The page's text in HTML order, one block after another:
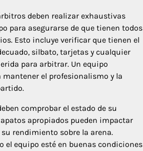
deben realizar exhaustivas
para asegurarse de que tienen todos
Esto incluye verificar que tienen el
silbato, tarjetas y cualquier
para arbitrar. Un equipo
mantener el profesionalismo y la
comprobar el estado de su
apropiados pueden impactar
rendimiento sobre la arena.
el equipo esté en buenas condiciones